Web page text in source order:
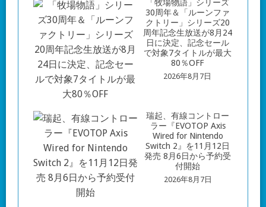
「牧場物語」シリーズ
30周年＆「ルーンファ
クトリー」シリーズ20
周年記念生放送が8月24
日に決定、記念セール
で対象7タイトルが最大
80％OFF
2026年8月7日
瑞起、有線コントロー
ラー『EVOTOP Axis
Wired for Nintendo
Switch 2』を11月12日
発売 8月6日から予約受
付開始
2026年8月7日